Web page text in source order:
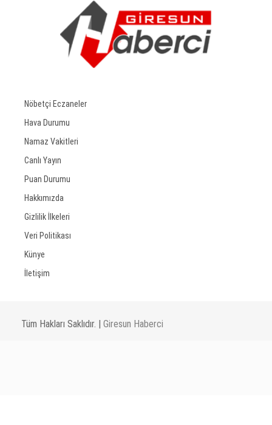
Nöbetçi Eczaneler
Hava Durumu
Namaz Vakitleri
Canlı Yayın
Puan Durumu
Hakkımızda
Gizlilik İlkeleri
Veri Politikası
Künye
İletişim
Tüm Hakları Saklıdır. | Giresun Haberci